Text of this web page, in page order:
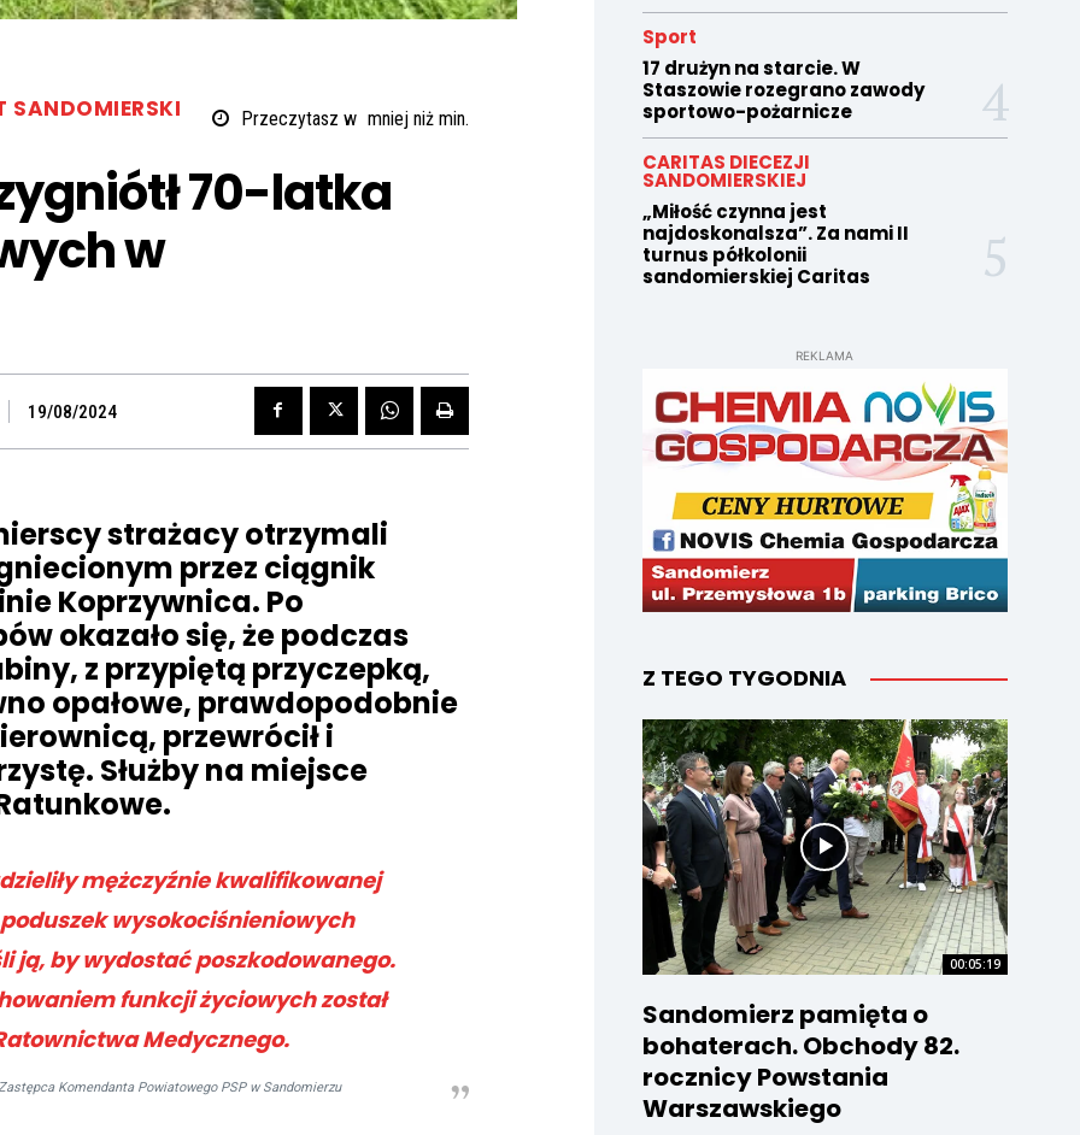
SANDOMIERSKI Przeczytasz w mniej niżmin.
70-latka
w
19/08/2024
strażacy otrzymali
przez ciągnik
Koprzywnica. Po
okazało się, że podczas
z przypiętą przyczepką,
opałowe, prawdopodobnie
przewrócił i
Służby na miejsce
mężczyźnie kwalifikowanej
wysokociśnieniowych
ją, by wydostać poszkodowanego.
funkcji życiowych został
Medycznego.
Komendanta Powiatowego PSP w Sandomierzu
Sport
17 drużyn na starcie. W
Staszowie rozegrano zawody
sportowo-pożarnicze
CARITAS DIECEZJI
SANDOMIERSKIEJ
„Miłość czynna jest
najdoskonalsza”. Za nami II
turnus półkolonii
sandomierskiej Caritas
REKLAMA
Z TEGO TYGODNIA
00:05:19
Sandomierz pamięta o
bohaterach. Obchody 82.
rocznicy Powstania
Warszawskiego